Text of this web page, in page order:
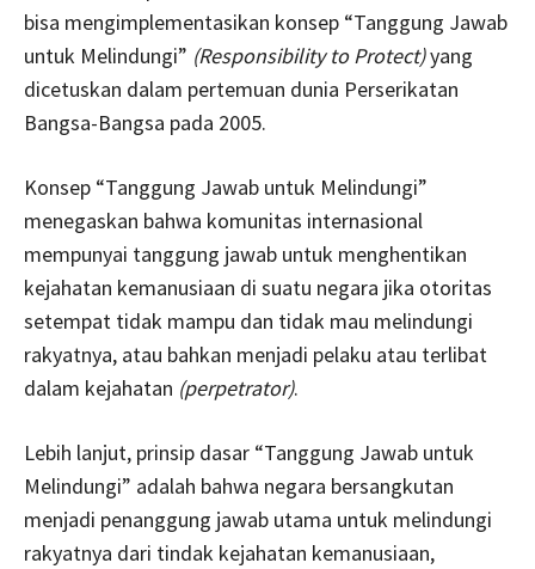
bisa mengimplementasikan konsep “Tanggung Jawab
untuk Melindungi” (Responsibility to Protect)yang
dicetuskan dalam pertemuan dunia Perserikatan
Bangsa-Bangsa pada 2005.
Konsep “Tanggung Jawab untuk Melindungi”
menegaskan bahwa komunitas internasional
mempunyai tanggung jawab untuk menghentikan
kejahatan kemanusiaan di suatu negara jika otoritas
setempat tidak mampu dan tidak mau melindungi
rakyatnya, atau bahkan menjadi pelaku atau terlibat
dalam kejahatan (perpetrator).
Lebih lanjut, prinsip dasar “Tanggung Jawab untuk
Melindungi” adalah bahwa negara bersangkutan
menjadi penanggung jawab utama untuk melindungi
rakyatnya dari tindak kejahatan kemanusiaan,